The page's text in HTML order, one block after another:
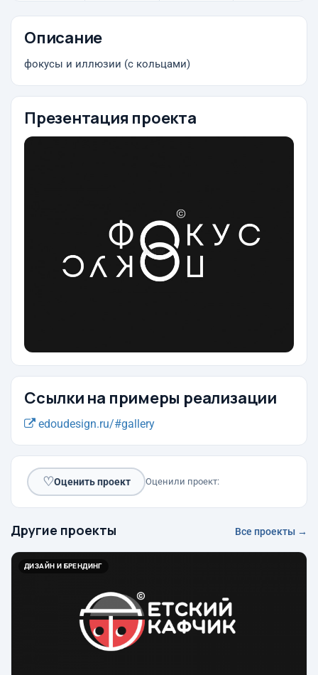
Описание
фокусы и иллюзии (с кольцами)
Презентация проекта
Ссылки на примеры реализации
edoudesign.ru/#gallery
♡Оценить проект Оценили проект:
Другие проекты Все проекты →
ДИЗАЙН И БРЕНДИНГ